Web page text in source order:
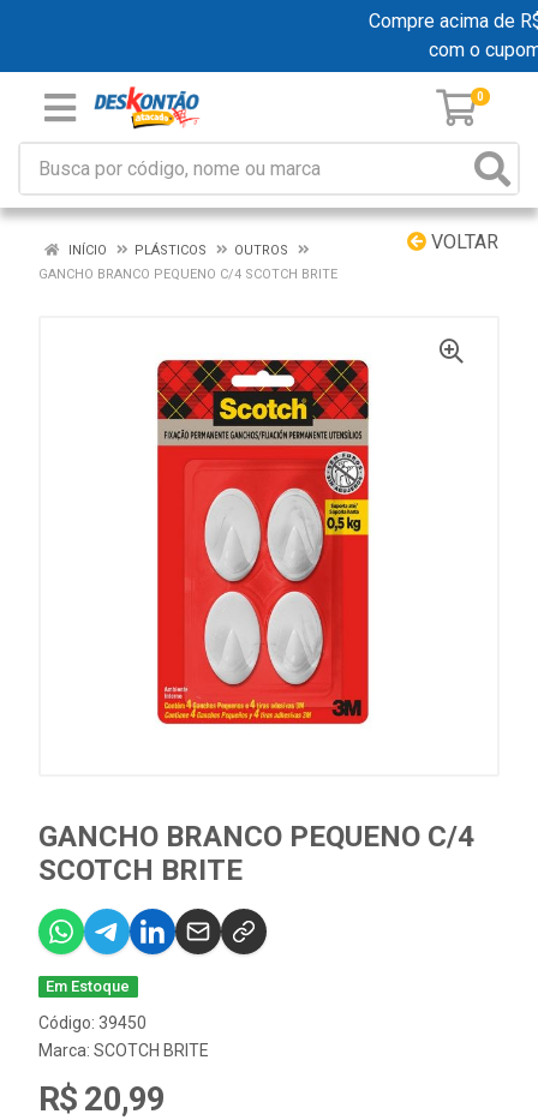
Compre acima de
com o
0
VOLTAR
INÍCIO PLÁSTICOS
OUTROS
GANCHO BRANCO PEQUENO C/4 SCOTCH BRITE
GANCHO BRANCO PEQUENO C/4
SCOTCH BRITE
Em Estoque
Código: 39450
Marca: SCOTCH BRITE
R$ 20,99